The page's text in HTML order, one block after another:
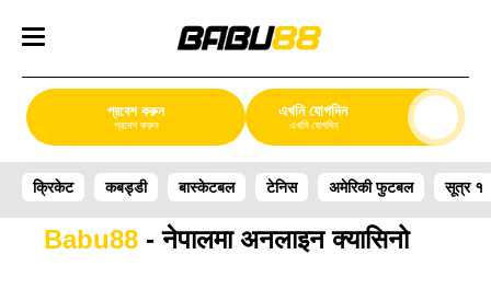
প্রবেশ করুন
প্রবেশ করুন
এখনি যোগদিন
এখনি যোগদিন
क्रिकेट कबड्डी बास्केटबल टेनिस अमेरिकी फुटबल सूत्र १
Babu88 - नेपालमा अनलाइन क्यासिनो